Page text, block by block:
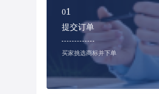
01
提交订单
买家挑选商标并下单